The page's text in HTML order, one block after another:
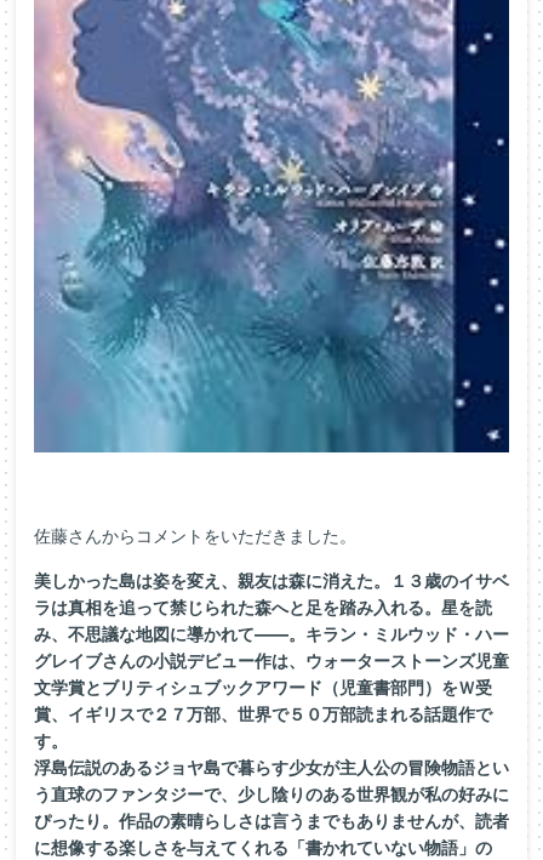
佐藤さんからコメントをいただきました。
美しかった島は姿を変え、親友は森に消えた。１３歳のイサベ
ラは真相を追って禁じられた森へと足を踏み入れる。星を読
み、不思議な地図に導かれて——。キラン・ミルウッド・ハー
グレイブさんの小説デビュー作は、ウォーターストーンズ児童
文学賞とブリティシュブックアワード（児童書部門）をＷ受
賞、イギリスで２７万部、世界で５０万部読まれる話題作で
す。
浮島伝説のあるジョヤ島で暮らす少女が主人公の冒険物語とい
う直球のファンタジーで、少し陰りのある世界観が私の好みに
ぴったり。作品の素晴らしさは言うまでもありませんが、読者
に想像する楽しさを与えてくれる「書かれていない物語」の